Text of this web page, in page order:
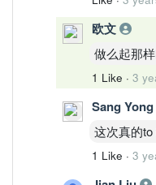
欧文
做么起那
1 Like · 3
Sang
这次真的to
1 Like · 3